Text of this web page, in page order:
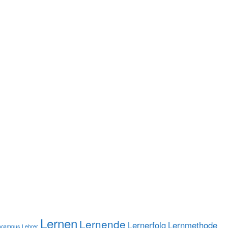
Lehrer Lernen Lernende Lernerfolg Lernmethode